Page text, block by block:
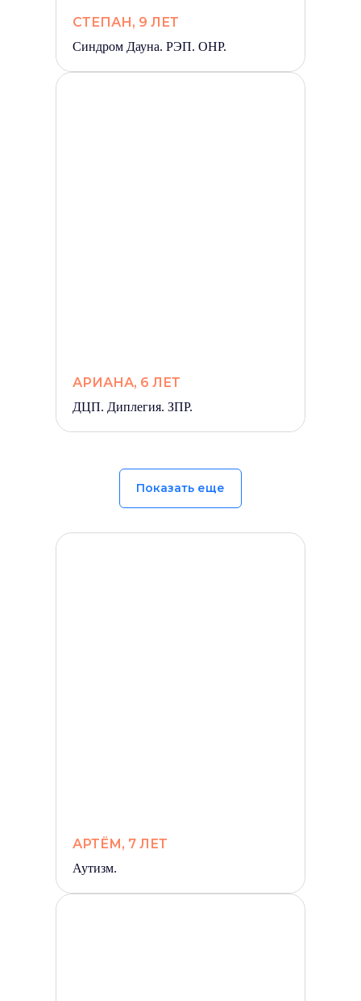
СТЕПАН, 9 ЛЕТ
Синдром Дауна. РЭП. ОНР.
АРИАНА, 6 ЛЕТ
ДЦП. Диплегия. ЗПР.
Показать еще
АРТЁМ, 7 ЛЕТ
Аутизм.